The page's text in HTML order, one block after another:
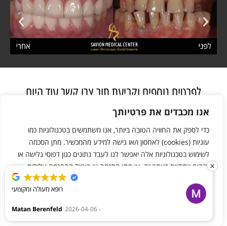
אנו מכבדים את פרטיותך
כדי לספק את החוויה הטובה ביותר, אנו משתמשים בטכנולוגיות כמו
עוגיות (cookies) לאחסון ו/או גישה למידע מהמכשיר. מתן הסכמה
לשימוש בטכנולוגיות אלה יאפשר לנו לעבד נתונים כגון דפוסי גלישה או
מזהים ייחודיים באתר זה. אי מתן הסכמה או ביטול ההסכמה עלולים
להשפיע לרעה על תפקודן של תכונות מסוימות ועל ביצועי האתר.
אשר הכל
לפרטים נוספים וקביעת תור צרו קשר עוד היום
רופא מעולה ומקצועי
Matan Berenfeld 2026-04-06